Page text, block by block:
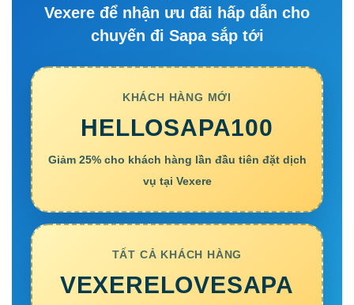
Vexere để nhận ưu đãi hấp dẫn cho
chuyến đi Sapa sắp tới
KHÁCH HÀNG MỚI
HELLOSAPA100
Giảm 25% cho khách hàng lần đầu tiên đặt dịch
vụ tại Vexere
TẤT CẢ KHÁCH HÀNG
VEXERELOVESAPA